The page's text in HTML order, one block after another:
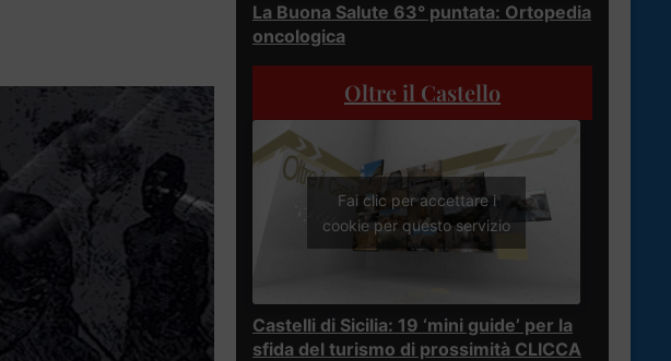
La Buona Salute 63° puntata: Ortopedia
oncologica
Oltre il Castello
Fai clic per accettare i
cookie per questo servizio
Castelli di Sicilia: 19 ‘mini guide’ per la
sfida del turismo di prossimità CLICCA